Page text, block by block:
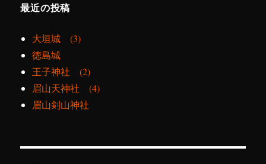
最近の投稿
大垣城 (3)
徳島城
王子神社 (2)
眉山天神社 (4)
眉山剣山神社